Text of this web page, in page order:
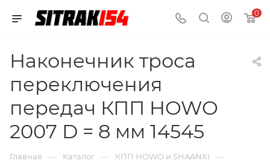
0
Наконечник троса
переключения
передач КПП HOWO
2007 D = 8 мм 14545
Главная — Каталог — КПП HOWO и SHAANXI —